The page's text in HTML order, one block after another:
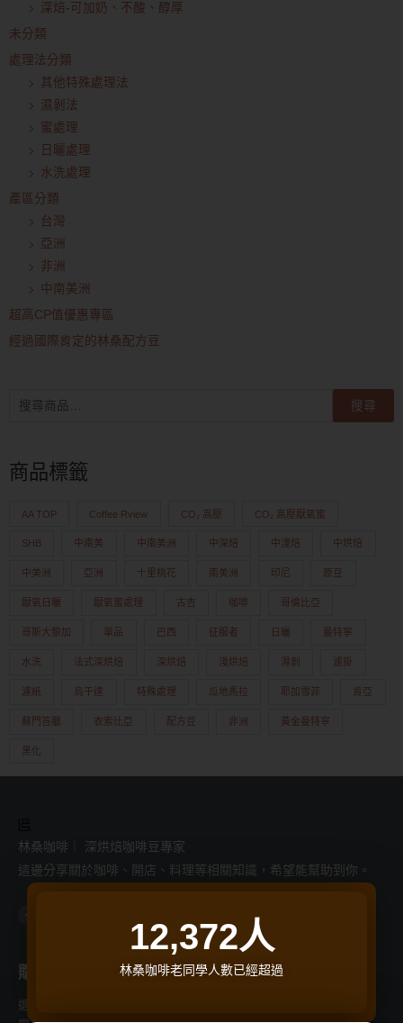
深焙-可加奶、不酸、醇厚
未分類
處理法分類
其他特殊處理法
濕剝法
蜜處理
日曬處理
水洗處理
產區分類
台灣
亞洲
非洲
中南美洲
超高CP值優惠專區
經過國際肯定的林桑配方豆
搜尋
商品標籤
AA TOP Coffee Rview CO₂ 高壓 CO₂ 高壓厭氧蜜
SHB 中南美 中南美洲 中深焙 中淺焙 中烘焙
中美洲 亞洲 十里桃花 南美洲 印尼 原豆
厭氧日曬 厭氧蜜處理 古吉 咖啡 哥倫比亞
哥斯大黎加 單品 巴西 征服者 日曬 曼特寧
水洗 法式深烘焙 深烘焙 淺烘焙 濕剝 濾掛
濾紙 烏干達 特殊處理 瓜地馬拉 耶加雪菲 肯亞
蘇門答臘 衣索比亞 配方豆 非洲 黃金曼特寧
黑化
林桑咖啡｜ 深烘焙咖啡豆專家
這邊分享關於咖啡、開店、料理等相關知識，希望能幫助到你。
k
-
r
e
a
d
購物支援
退換貨流程
商品分類
林桑咖啡老同學人數已經超過
12,372人